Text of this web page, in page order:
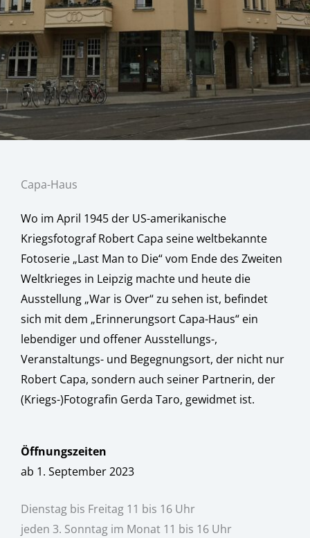
Capa-Haus
Wo im April 1945 der US-amerikanische
Kriegsfotograf Robert Capa seine weltbekannte
Fotoserie „Last Man to Die“ vom Ende des Zweiten
Weltkrieges in Leipzig machte und heute die
Ausstellung „War is Over“ zu sehen ist, befindet
sich mit dem „Erinnerungsort Capa-Haus“ ein
lebendiger und offener Ausstellungs-,
Veranstaltungs- und Begegnungsort, der nicht nur
Robert Capa, sondern auch seiner Partnerin, der
(Kriegs-)Fotografin Gerda Taro, gewidmet ist.
Öffnungszeiten
ab 1. September 2023
Dienstag bis Freitag 11 bis 16 Uhr
jeden 3. Sonntag im Monat 11 bis 16 Uhr